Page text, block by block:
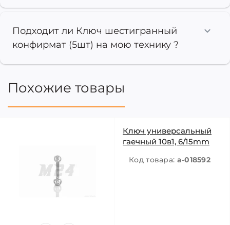
Подходит ли Ключ шестигранный
конфирмат (5шт) на мою технику ?
Похожие товары
Ключ универсальный
гаечный 10в1, 6/15mm
Код товара: a-018592